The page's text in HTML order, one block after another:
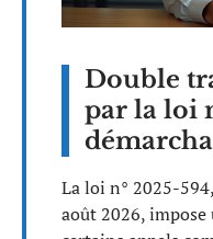
Double
par la loi
La loi n° 2025-
août 2026,